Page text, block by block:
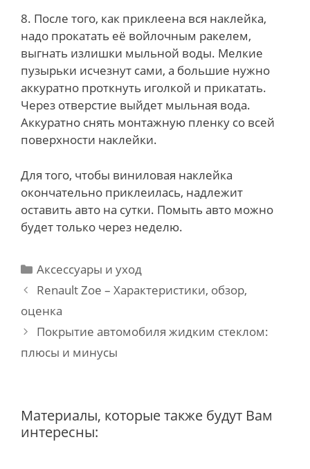
8. После того, как приклеена вся наклейка,
надо прокатать её войлочным ракелем,
выгнать излишки мыльной воды. Мелкие
пузырьки исчезнут сами, а большие нужно
аккуратно проткнуть иголкой и прикатать.
Через отверстие выйдет мыльная вода.
Аккуратно снять монтажную пленку со всей
поверхности наклейки.
Для того, чтобы виниловая наклейка
окончательно приклеилась, надлежит
оставить авто на сутки. Помыть авто можно
будет только через неделю.
Categories
Аксессуары и уход
Post
navigation
Renault Zoe – Характеристики, обзор,
оценка
Покрытие автомобиля жидким стеклом:
плюсы и минусы
Материалы, которые также будут Вам
интересны: